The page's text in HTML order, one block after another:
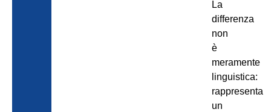
La
differenza
non
è
meramente
linguistica:
rappresenta
un